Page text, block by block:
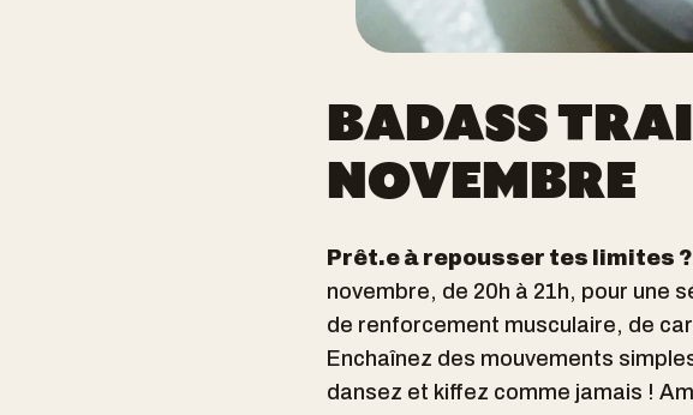
BADASS
NOVEMBRE
Prêt.e à repousser tes limites ?
novembre, de 20h à 21h, pour une
de renforcement musculaire, de
Enchaînez des mouvements
dansez et kiffez comme jamais !